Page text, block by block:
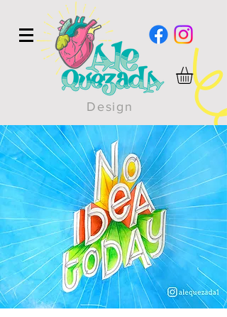
Design